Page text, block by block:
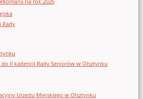
Rady
II kadencji Rady Seniorów w Olsztynku
Urzedu Miejskiego w Olsztynku